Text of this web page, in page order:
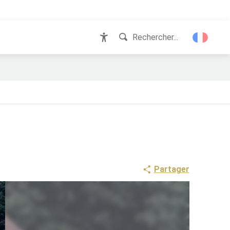
Rechercher...
Partager